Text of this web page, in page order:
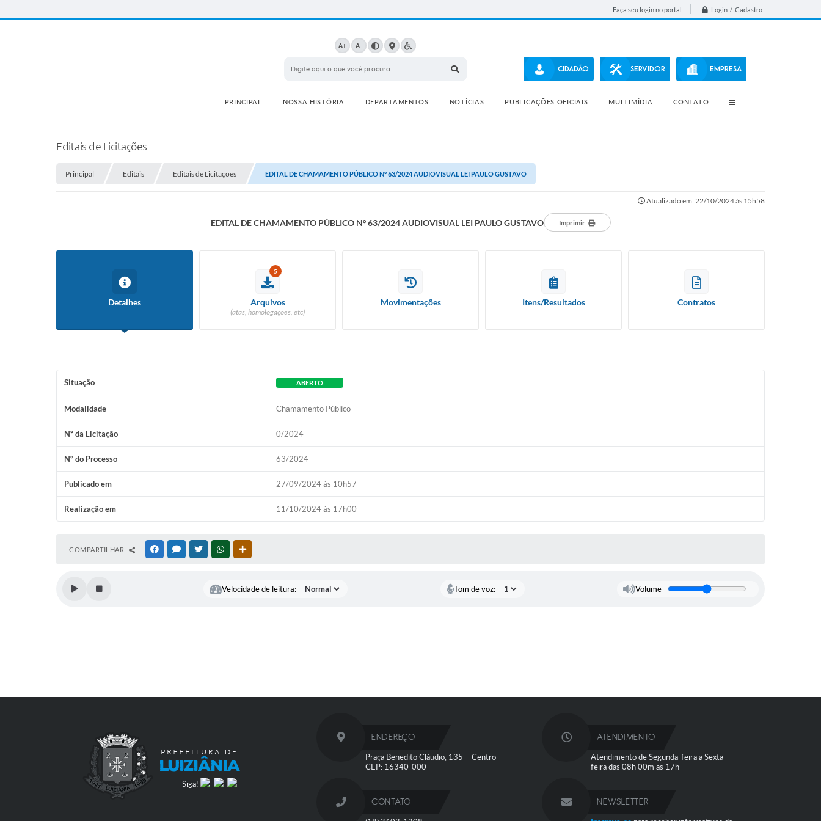
Faça seu login no portal Login / Cadastro
A+ A-
CIDADÃO SERVIDOR EMPRESA
PRINCIPAL NOSSA HISTÓRIA DEPARTAMENTOS NOTÍCIAS PUBLICAÇÕES OFICIAIS MULTIMÍDIA CONTATO
Editais de Licitações
Principal Editais Editais de Licitações EDITAL DE CHAMAMENTO PÚBLICO Nº 63/2024 AUDIOVISUAL LEI PAULO GUSTAVO
Atualizado em: 22/10/2024 às 15h58
EDITAL DE CHAMAMENTO PÚBLICO Nº 63/2024 AUDIOVISUAL LEI PAULO GUSTAVO Imprimir
Detalhes
5
Arquivos
(atas, homologações, etc)
Movimentações Itens/Resultados Contratos
Situação ABERTO
Modalidade Chamamento Público
Nº da Licitação 0/2024
Nº do Processo 63/2024
Publicado em 27/09/2024 às 10h57
Realização em 11/10/2024 às 17h00
COMPARTILHAR FACEBOOKMESSENGER
TWITTERWHATSAPP
Velocidade de leitura: Tom de voz: Volume
Siga!
ENDEREÇO
Praça Benedito Cláudio, 135 – Centro
CEP: 16340-000
ATENDIMENTO
Atendimento de Segunda-feira a Sexta-
feira das 08h 00m as 17h
CONTATO NEWSLETTER